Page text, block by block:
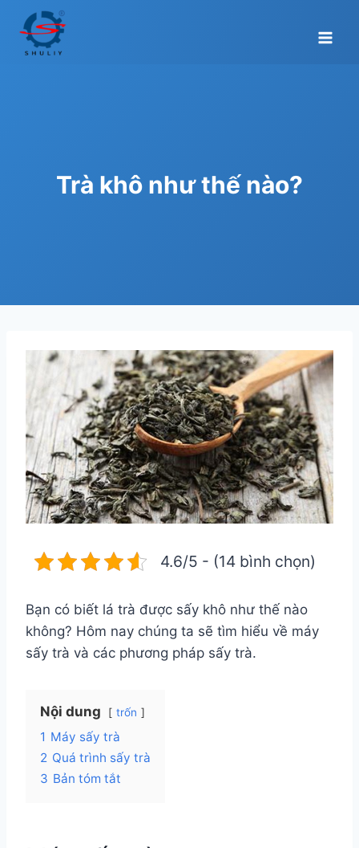
content
Trà khô như thế nào?
4.6/5 - (14 bình chọn)
Bạn có biết lá trà được sấy khô như thế nào
không? Hôm nay chúng ta sẽ tìm hiểu về máy
sấy trà và các phương pháp sấy trà.
Nội dung trốn
1 Máy sấy trà
2 Quá trình sấy trà
3 Bản tóm tắt